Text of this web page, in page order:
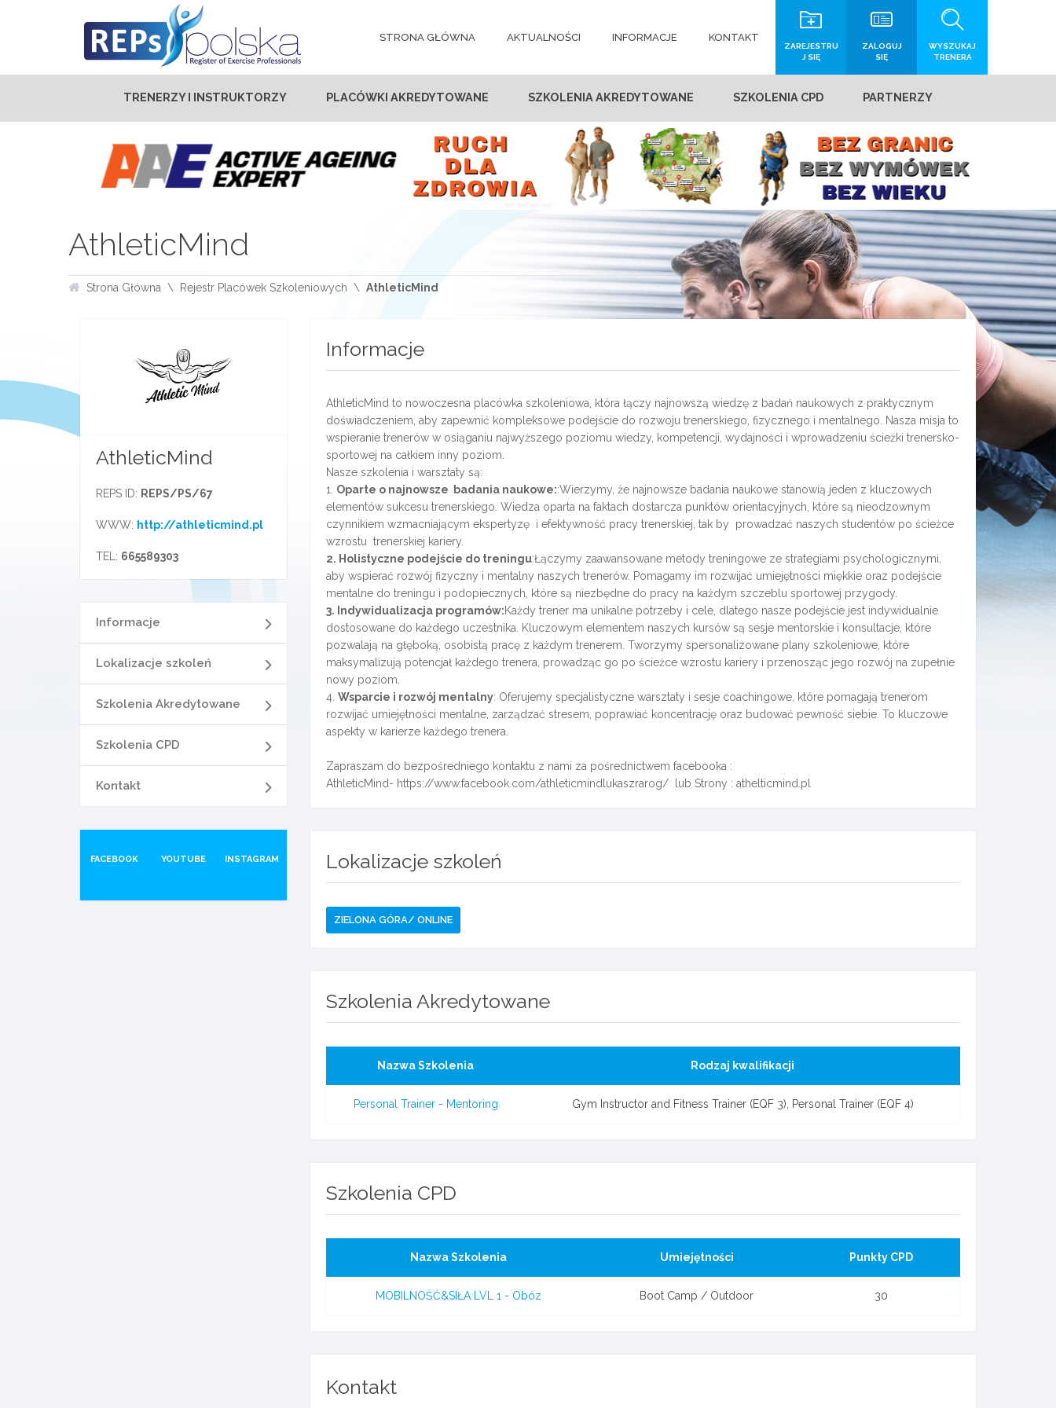
STRONA GŁÓWNA AKTUALNOŚCI INFORMACJE KONTAKT
WYSZUKAJ
TRENERA
ZALOGUJ
SIĘ
ZAREJESTRU
J SIĘ
TRENERZY I INSTRUKTORZY PLACÓWKI AKREDYTOWANE SZKOLENIA AKREDYTOWANE SZKOLENIA CPD PARTNERZY
AthleticMind
Strona Główna Rejestr Placówek Szkoleniowych AthleticMind
AthleticMind
REPS ID: REPS/PS/67
WWW: http://athleticmind.pl
TEL: 665589303
Informacje
Lokalizacje szkoleń
Szkolenia Akredytowane
Szkolenia CPD
Kontakt
FACEBOOK YOUTUBE INSTAGRAM
Informacje
AthleticMind to nowoczesna placówka szkoleniowa, która łączy najnowszą wiedzę z badań naukowych z praktycznym
doświadczeniem, aby zapewnić kompleksowe podejście do rozwoju trenerskiego, fizycznego i mentalnego. Nasza misja to
wspieranie trenerów w osiąganiu najwyższego poziomu wiedzy, kompetencji, wydajności i wprowadzeniu ścieżki trenersko-
sportowej na całkiem inny poziom.
Nasze szkolenia i warsztaty są:
1. Oparte o najnowsze badania naukowe::Wierzymy, że najnowsze badania naukowe stanowią jeden z kluczowych
elementów sukcesu trenerskiego. Wiedza oparta na faktach dostarcza punktów orientacyjnych, które są nieodzownym
czynnikiem wzmacniającym ekspertyzę i efektywność pracy trenerskiej, tak by prowadzać naszych studentów po ścieżce
wzrostu trenerskiej kariery.
2. Holistyczne podejście do treningu:Łączymy zaawansowane metody treningowe ze strategiami psychologicznymi,
aby wspierać rozwój fizyczny i mentalny naszych trenerów. Pomagamy im rozwijać umiejętności miękkie oraz podejście
mentalne do treningu i podopiecznych, które są niezbędne do pracy na każdym szczeblu sportowej przygody.
3. Indywidualizacja programów:Każdy trener ma unikalne potrzeby i cele, dlatego nasze podejście jest indywidualnie
dostosowane do każdego uczestnika. Kluczowym elementem naszych kursów są sesje mentorskie i konsultacje, które
pozwalają na głęboką, osobistą pracę z każdym trenerem. Tworzymy spersonalizowane plany szkoleniowe, które
maksymalizują potencjał każdego trenera, prowadząc go po ścieżce wzrostu kariery i przenosząc jego rozwój na zupełnie
nowy poziom.
4. Wsparcie i rozwój mentalny: Oferujemy specjalistyczne warsztaty i sesje coachingowe, które pomagają trenerom
rozwijać umiejętności mentalne, zarządzać stresem, poprawiać koncentrację oraz budować pewność siebie. To kluczowe
aspekty w karierze każdego trenera.
Zapraszam do bezpośredniego kontaktu z nami za pośrednictwem facebooka :
AthleticMind- https://www.facebook.com/athleticmindlukaszrarog/ lub Strony : athelticmind.pl
Lokalizacje szkoleń
ZIELONA GÓRA/ ONLINE
Szkolenia Akredytowane
Nazwa Szkolenia Rodzaj kwalifikacji
Personal Trainer - Mentoring Gym Instructor and Fitness Trainer (EQF 3), Personal Trainer (EQF 4)
Szkolenia CPD
Nazwa Szkolenia Umiejętności Punkty CPD
MOBILNOŚĆ&SIŁA LVL 1 - Obóz Boot Camp / Outdoor 30
Kontakt